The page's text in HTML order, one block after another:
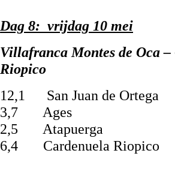
Dag 8: vrijdag 10 mei
Villafranca Montes de Oca –
Riopico
12,1 San Juan de Ortega
3,7 Ages
2,5 Atapuerga
6,4 Cardenuela Riopico